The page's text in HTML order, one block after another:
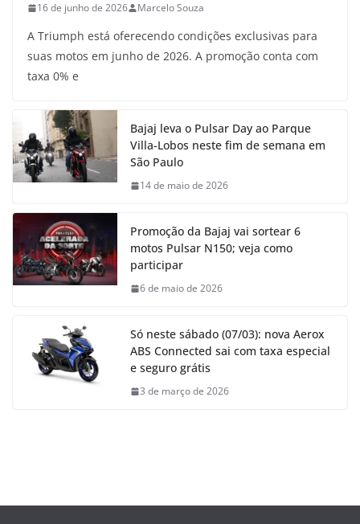
16 de junho de 2026 Marcelo Souza
A Triumph está oferecendo condições exclusivas para
suas motos em junho de 2026. A promoção conta com
taxa 0% e
Bajaj leva o Pulsar Day ao Parque
Villa-Lobos neste fim de semana em
São Paulo
14 de maio de 2026
Promoção da Bajaj vai sortear 6
motos Pulsar N150; veja como
participar
6 de maio de 2026
Só neste sábado (07/03): nova Aerox
ABS Connected sai com taxa especial
e seguro grátis
3 de março de 2026